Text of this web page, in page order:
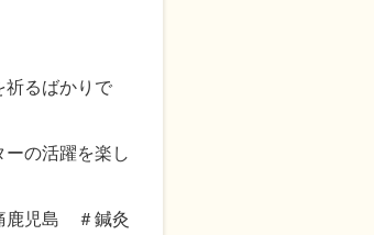
祈るばかりで
の活躍を楽し
児島 ＃鍼灸